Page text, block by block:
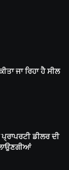
ਜਾ ਰਿਹਾ ਹੈ ਸੀਲ
ਡੀਲਰ ਦੀ